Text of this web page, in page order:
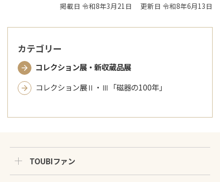
掲載日 令和8年3月21日 更新日 令和8年6月13日
カテゴリー
コレクション展・新収蔵品展
コレクション展Ⅱ・Ⅲ「磁器の100年」
TOUBIファン